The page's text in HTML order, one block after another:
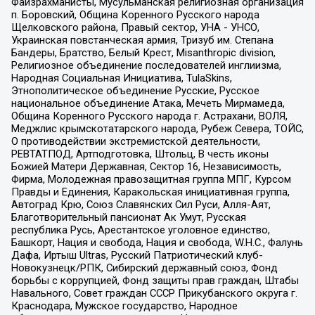
п. Боровский, Община Коренного Русского народа
Щелковского района, Правый сектор, УНА - УНСО,
Украинская повстанческая армия, Тризуб им. Степана
Бандеры, Братство, Белый Крест, Misanthropic division,
Религиозное объединение последователей инглиизма,
Народная Социальная Инициатива, TulaSkins,
Этнополитическое объединение Русские, Русское
национальное объединение Атака, Мечеть Мирмамеда,
Община Коренного Русского народа г. Астрахани, ВОЛЯ,
Меджлис крымскотатарского народа, Рубеж Севера, ТОЙС,
О противодействии экстремистской деятельности,
РЕВТАТПОД, Артподготовка, Штольц, В честь иконы
Божией Матери Державная, Сектор 16, Независимость,
Фирма, Молодежная правозащитная группа МПГ, Курсом
Правды и Единения, Каракольская инициативная группа,
Автоград Крю, Союз Славянских Сил Руси, Алля-Аят,
Благотворительный пансионат Ак Умут, Русская
республика Русь, Арестантское уголовное единство,
Башкорт, Нация и свобода, Нация и свобода, W.H.С., Фалунь
Дафа, Иртыш Ultras, Русский Патриотический клуб-
Новокузнецк/РПК, Сибирский державный союз, Фонд
борьбы с коррупцией, Фонд защиты прав граждан, Штабы
Навального, Совет граждан СССР Прикубанского округа г.
Краснодара, Мужское государство, Народное